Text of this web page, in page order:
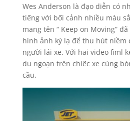
Wes Anderson là đạo diễn có
tiếng với bối cảnh nhiều màu
mang tên “ Keep on Moving”
hình ảnh kỳ lạ để thu hút niềm
người lái xe. Với hai video fiml
du ngoạn trên chiếc xe cùng
cầu.